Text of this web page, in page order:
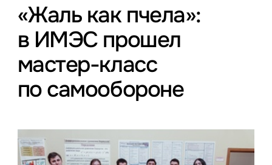
«Жаль как пчела»:
в ИМЭС прошел
мастер-класс
по самообороне